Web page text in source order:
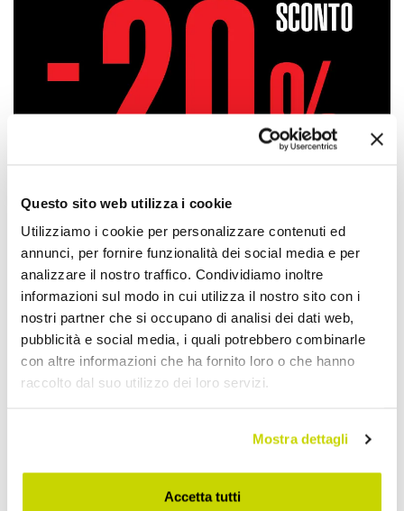
Questo sito web utilizza i cookie
Utilizziamo i cookie per personalizzare contenuti ed
annunci, per fornire funzionalità dei social media e per
analizzare il nostro traffico. Condividiamo inoltre
informazioni sul modo in cui utilizza il nostro sito con i
nostri partner che si occupano di analisi dei dati web,
pubblicità e social media, i quali potrebbero combinarle
con altre informazioni che ha fornito loro o che hanno
raccolto dal suo utilizzo dei loro servizi.
Mostra dettagli
Accetta tutti
Approfittane subito!